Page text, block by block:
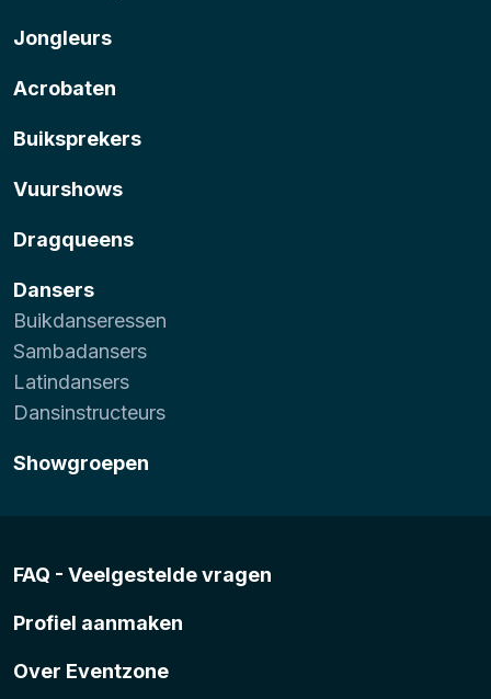
Jongleurs
Acrobaten
Buiksprekers
Vuurshows
Dragqueens
Dansers
Buikdanseressen
Sambadansers
Latindansers
Dansinstructeurs
Showgroepen
FAQ - Veelgestelde vragen
Profiel aanmaken
Over Eventzone